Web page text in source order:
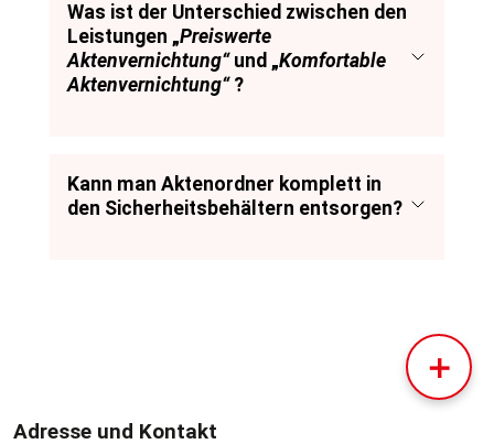
＋
Was ist der Unterschied zwischen den
Leistungen „Preiswerte
Aktenvernichtung“und „Komfortable
Aktenvernichtung“?
Kann man Aktenordner komplett in
den Sicherheitsbehältern entsorgen?
Adresse und Kontakt